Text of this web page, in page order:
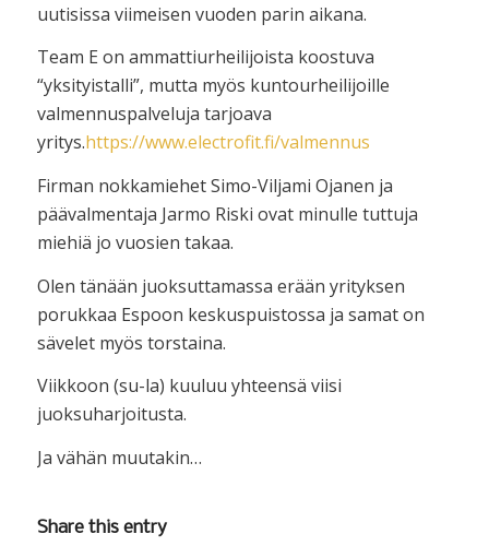
uutisissa viimeisen vuoden parin aikana.
Team E on ammattiurheilijoista koostuva
“yksityistalli”, mutta myös kuntourheilijoille
valmennuspalveluja tarjoava
yritys.https://www.electrofit.fi/valmennus
Firman nokkamiehet Simo-Viljami Ojanen ja
päävalmentaja Jarmo Riski ovat minulle tuttuja
miehiä jo vuosien takaa.
Olen tänään juoksuttamassa erään yrityksen
porukkaa Espoon keskuspuistossa ja samat on
sävelet myös torstaina.
Viikkoon (su-la) kuuluu yhteensä viisi
juoksuharjoitusta.
Ja vähän muutakin…
Share this entry